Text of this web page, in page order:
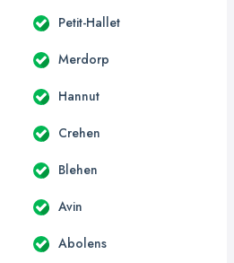
Petit-Hallet
Merdorp
Hannut
Crehen
Blehen
Avin
Abolens